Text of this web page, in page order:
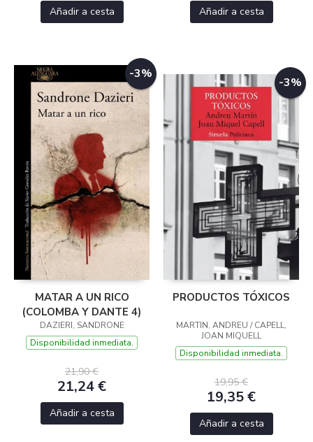
Añadir a cesta Añadir a cesta
-3%
MATAR A UN RICO
(COLOMBA Y DANTE 4)
DAZIERI, SANDRONE
Disponibilidad inmediata.
21,90 €
21,24 €
Añadir a cesta
-3%
PRODUCTOS TÓXICOS
MARTIN, ANDREU / CAPELL,
JOAN MIQUELL
Disponibilidad inmediata.
19,95 €
19,35 €
Añadir a cesta